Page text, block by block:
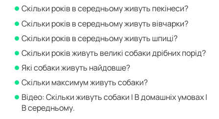
Скільки років в середньому живуть пекінеси?
Скільки років в середньому живуть вівчарки?
Скільки років в середньому живуть шпиці?
Скільки років живуть великі собаки дрібних порід?
Які собаки живуть найдовше?
Скільки максимум живуть собаки?
Відео: Скільки живуть собаки | В домашніх умовах |
В середньому.